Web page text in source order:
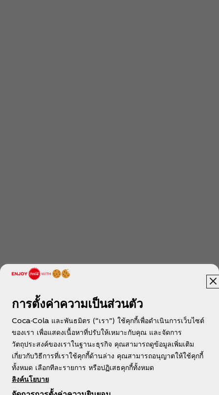
การตั้งค่าความเป็นส่วนตัว
Coca-Cola และพันธมิตร (“เรา”) ใช้คุกกี้เพื่อดำเนินการเว็บไซต์
ของเรา เพื่อแสดงเนื้อหาที่ปรับให้เหมาะกับคุณ และจัดการ
วัตถุประสงค์ของเราในฐานะธุรกิจ คุณสามารถดูข้อมูลเพิ่มเติม
เกี่ยวกับวิธีการที่เราใช้คุกกี้ด้านล่าง คุณสามารถอนุญาตให้ใช้คุกกี้
ทั้งหมด เลือกทีละรายการ หรือปฏิเสธคุกกี้ทั้งหมด
ลิงค์นโยบาย